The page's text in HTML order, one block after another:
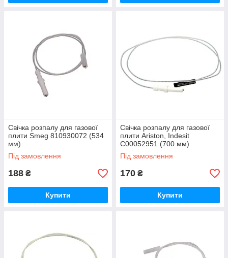
Свічка розпалу для газової
плити Smeg 810930072 (534
мм)
Під замовлення
188 ₴
Купити
Свічка розпалу для газової
плити Ariston, Indesit
C00052951 (700 мм)
Під замовлення
170 ₴
Купити